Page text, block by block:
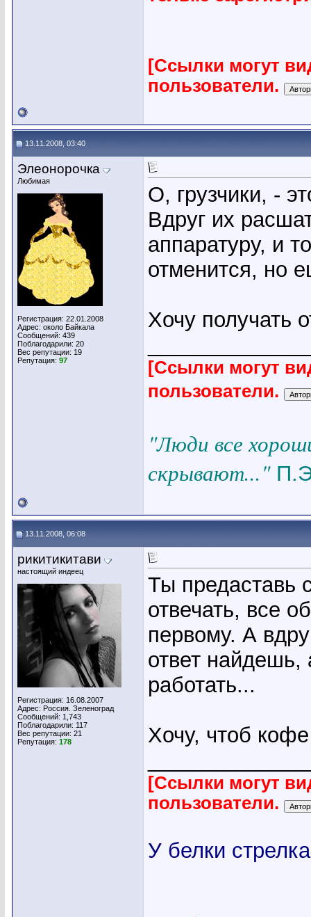
[Ссылки могут
пользователи.
13.11.2008, 03:40
Элеонорочка
Любимая
Регистрация: 22.01.2008
Адрес: около Байкала
Сообщений: 439
Поблагодарили: 20
Вес репутации: 19
Репутация: 97
О, грузчики, -
Вдруг их
аппаратуру, и
отменится, но
Хочу получать
[Ссылки могут
пользователи.
"Люди все
скрывают..."
13.11.2008, 06:08
рикитикитави
настоящий индеец
Регистрация: 16.08.2007
Адрес: Россия. Зеленоград
Сообщений: 1,743
Поблагодарили: 117
Вес репутации: 21
Репутация: 178
Ты предаставь
отвечать, все
первому. А
ответ найдешь,
работать...
Хочу, чтоб
[Ссылки могут
пользователи.
У белки